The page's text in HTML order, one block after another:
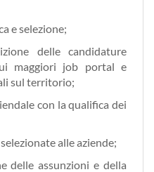
e selezione;
delle candidature
maggiori job portal e
sul territorio;
con la qualifica dei
alle aziende;
delle assunzioni e della